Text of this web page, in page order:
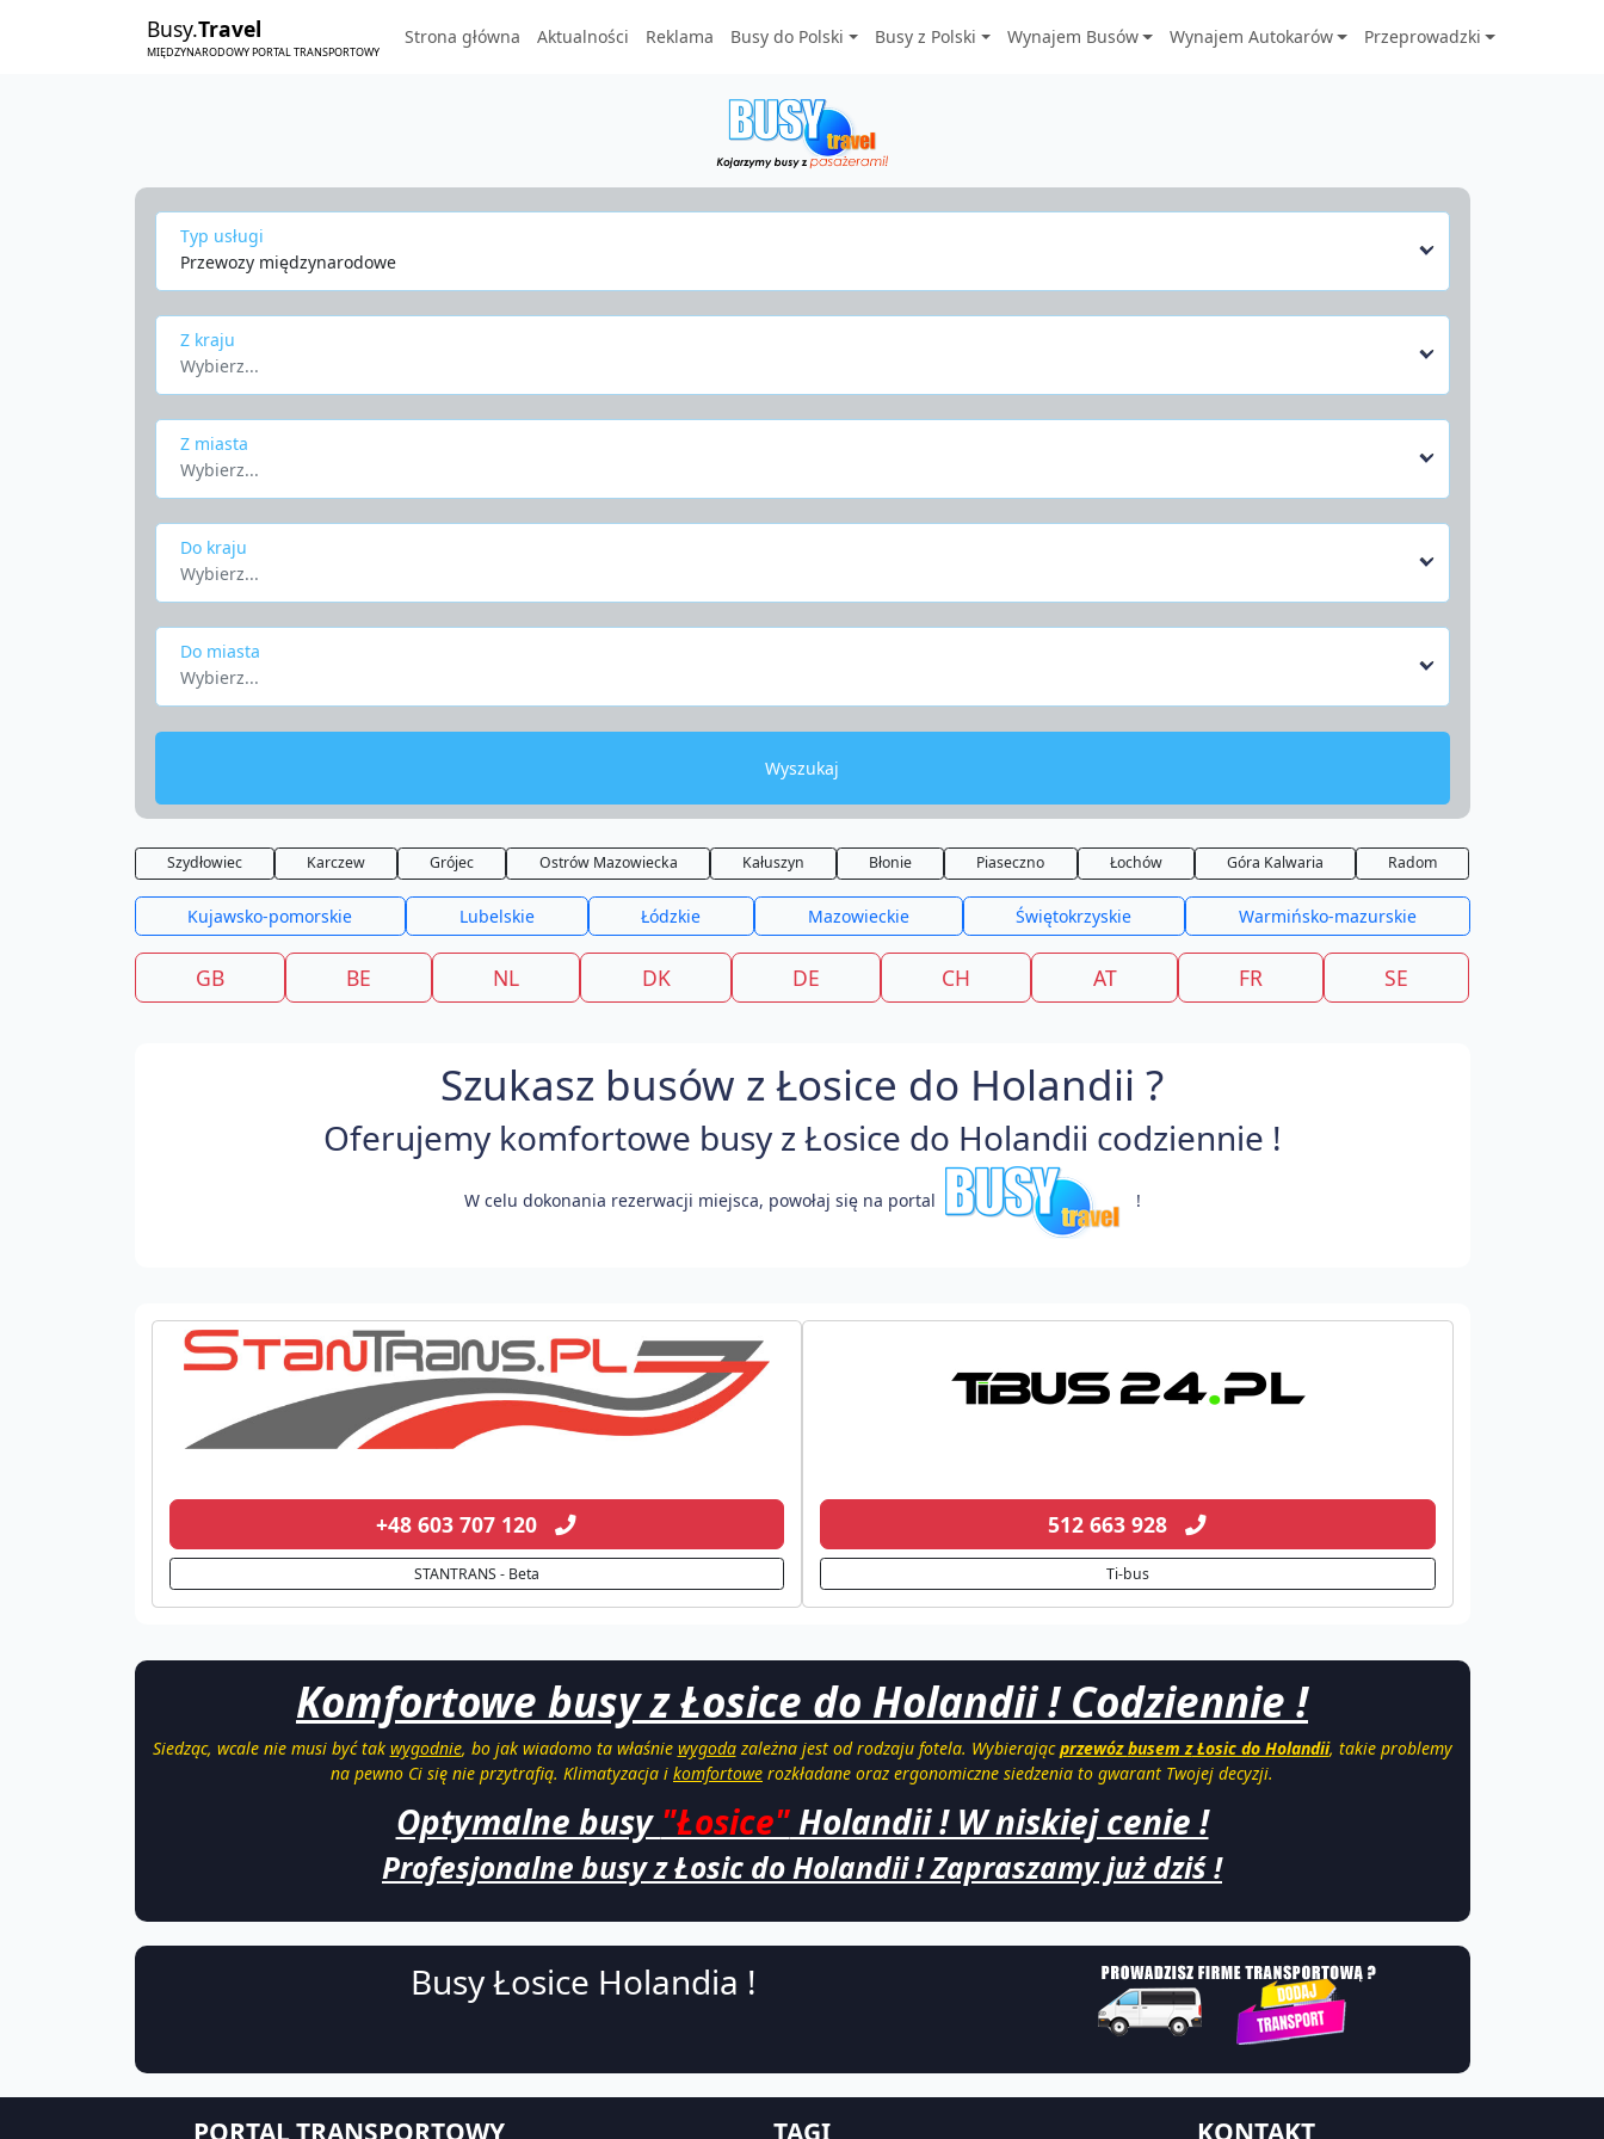
Busy.Travel
MIĘDZYNARODOWY PORTAL TRANSPORTOWY
Strona główna Aktualności Reklama Busy do Polski Busy z Polski Wynajem Busów Wynajem Autokarów Przeprowadzki
Typ usługi
Przewozy międzynarodowe
Z kraju
Wybierz...
Z miasta
Wybierz...
Do kraju
Wybierz...
Do miasta
Wybierz...
Wyszukaj
Szydłowiec Karczew Grójec Ostrów Mazowiecka Kałuszyn Błonie Piaseczno Łochów Góra Kalwaria Radom
Kujawsko-pomorskie Lubelskie Łódzkie Mazowieckie Świętokrzyskie Warmińsko-mazurskie
GB BE NL DK DE CH AT FR SE
Szukasz busów z Łosice do Holandii ?
Oferujemy komfortowe busy z Łosice do Holandii codziennie !
W celu dokonania rezerwacji miejsca, powołaj się na portal !
+48 603 707 120
STANTRANS - Beta
512 663 928
Ti-bus
Komfortowe busy z Łosice do Holandii ! Codziennie !
Siedząc, wcale nie musi być tak wygodnie, bo jak wiadomo ta właśnie wygodazależna jest od rodzaju fotela. Wybierającprzewózbusem zŁosic do Holandii, takie problemy
na pewno Ci się nie przytrafią. Klimatyzacja i komfortowe rozkładane oraz ergonomiczne siedzenia to gwarant Twojej decyzji.
Optymalne busy "Łosice"Holandii ! W niskiej cenie !
Profesjonalne busy z Łosic do Holandii ! Zapraszamy już dziś !
Busy Łosice Holandia !
PORTAL TRANSPORTOWY TAGI KONTAKT